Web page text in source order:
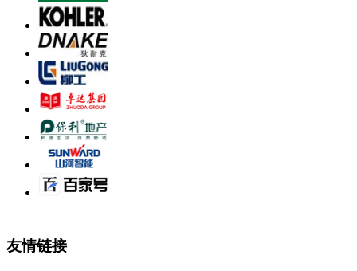
友情链接